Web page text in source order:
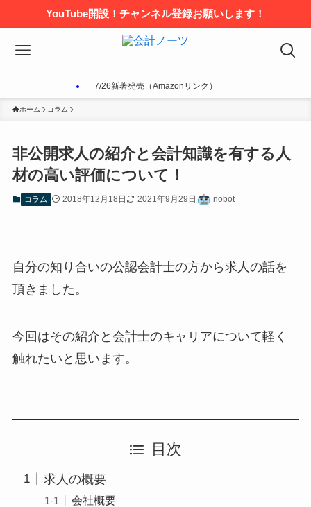
YouTube開設！チャンネル登録お願いします！
7/26新著発売（Amazonリンク）
ホーム コラム
非公開求人の紹介と会計知識を有する人
材の高い評価について！
コラム 2018年12月18日 2021年9月29日 nobot
自分の知り合いの公認会計士の方から求人の話を
頂きました。
今回はその紹介と会計士のキャリアについて軽く
触れたいと思います。
目次
求人の概要
会社概要